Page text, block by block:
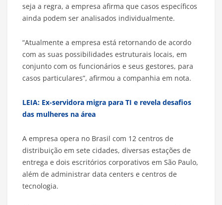
seja a regra, a empresa afirma que casos específicos
ainda podem ser analisados individualmente.
“Atualmente a empresa está retornando de acordo
com as suas possibilidades estruturais locais, em
conjunto com os funcionários e seus gestores, para
casos particulares”, afirmou a companhia em nota.
LEIA: Ex-servidora migra para TI e revela desafios
das mulheres na área
A empresa opera no Brasil com 12 centros de
distribuição em sete cidades, diversas estações de
entrega e dois escritórios corporativos em São Paulo,
além de administrar data centers e centros de
tecnologia.